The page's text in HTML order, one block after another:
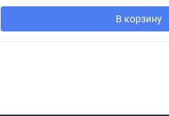
В корзину